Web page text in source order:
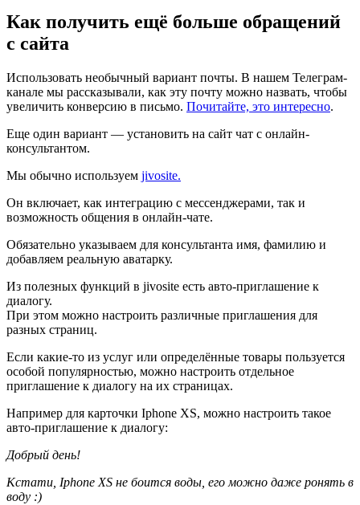
Как получить ещё больше обращений
с сайта
Использовать необычный вариант почты. В нашем Телеграм-
канале мы рассказывали, как эту почту можно назвать, чтобы
увеличить конверсию в письмо. Почитайте, это интересно.
Еще один вариант — установить на сайт чат с онлайн-
консультантом.
Мы обычно используем jivosite.
Он включает, как интеграцию с мессенджерами, так и
возможность общения в онлайн-чате.
Обязательно указываем для консультанта имя, фамилию и
добавляем реальную аватарку.
Из полезных функций в jivosite есть авто-приглашение к
диалогу.
При этом можно настроить различные приглашения для
разных страниц.
Если какие-то из услуг или определённые товары пользуется
особой популярностью, можно настроить отдельное
приглашение к диалогу на их страницах.
Например для карточки Iphone XS, можно настроить такое
авто-приглашение к диалогу:
Добрый день!
Кстати, Iphone XS не боится воды, его можно даже ронять в
воду :)